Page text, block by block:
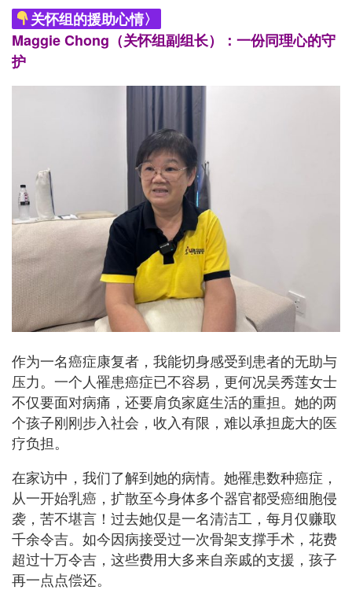
关怀组的援助心情〉
Maggie Chong（关怀组副组长）：一份同理心的守
护
作为一名癌症康复者，我能切身感受到患者的无助与
压力。一个人罹患癌症已不容易，更何况吴秀莲女士
不仅要面对病痛，还要肩负家庭生活的重担。她的两
个孩子刚刚步入社会，收入有限，难以承担庞大的医
疗负担。
在家访中，我们了解到她的病情。她罹患数种癌症，
从一开始乳癌，扩散至今身体多个器官都受癌细胞侵
袭，苦不堪言！过去她仅是一名清洁工，每月仅赚取
千余令吉。如今因病接受过一次骨架支撑手术，花费
超过十万令吉，这些费用大多来自亲戚的支援，孩子
再一点点偿还。